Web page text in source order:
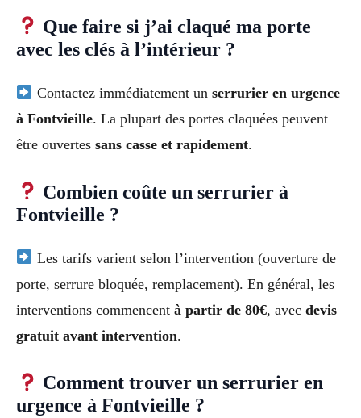
Que faire si j’ai claqué ma porte
avec les clés à l’intérieur ?
Contactez immédiatement un serrurier en urgence
à Fontvieille. La plupart des portes claquées peuvent
être ouvertes sans casse et rapidement.
Combien coûte un serrurier à
Fontvieille ?
Les tarifs varient selon l’intervention (ouverture de
porte, serrure bloquée, remplacement). En général, les
interventions commencent à partir de 80€, avec devis
gratuit avant intervention.
Comment trouver un serrurier en
urgence à Fontvieille ?